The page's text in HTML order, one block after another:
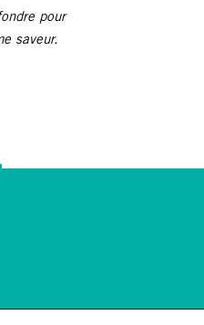
pour
saveur.